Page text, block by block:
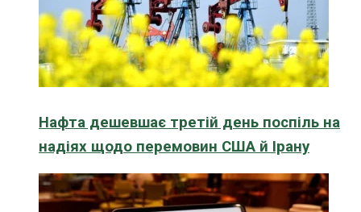
Нафта дешевшає третій день поспіль на
надіях щодо перемовин США й Ірану